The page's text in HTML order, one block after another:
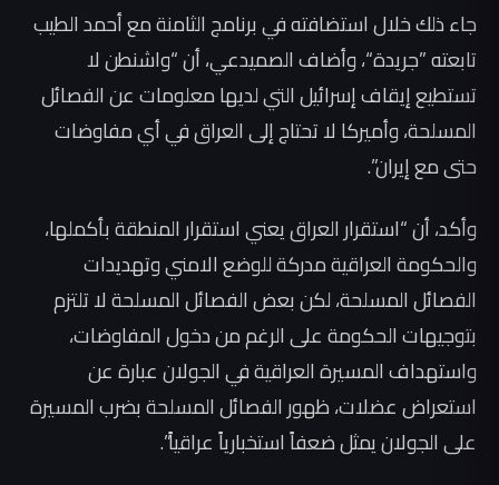
جاء ذلك خلال استضافته في برنامج الثامنة مع أحمد الطيب
تابعته ”جريدة“، وأضاف الصميدعي، أن “واشنطن لا
تستطيع إيقاف إسرائيل التي لديها معلومات عن الفصائل
المسلحة، وأميركا لا تحتاج إلى العراق في أي مفاوضات
حتى مع إيران”.
وأكد، أن “استقرار العراق يعني استقرار المنطقة بأكملها،
والحكومة العراقية مدركة للوضع الامني وتهديدات
الفصائل المسلحة، لكن بعض الفصائل المسلحة لا تلتزم
بتوجيهات الحكومة على الرغم من دخول المفاوضات،
واستهداف المسيرة العراقية في الجولان عبارة عن
استعراض عضلات، ظهور الفصائل المسلحة بضرب المسيرة
على الجولان يمثل ضعفاً استخبارياً عراقياً”.